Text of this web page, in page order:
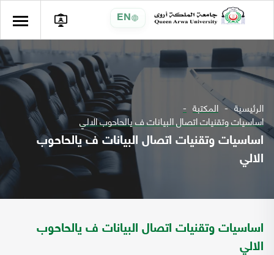
EN
الرئيسية المكتبة
اساسيات وتقنيات اتصال البيانات ف يالحاحوب الالي
اساسيات وتقنيات اتصال البيانات ف يالحاحوب
الالي
اساسيات وتقنيات اتصال البيانات ف يالحاحوب
الالي